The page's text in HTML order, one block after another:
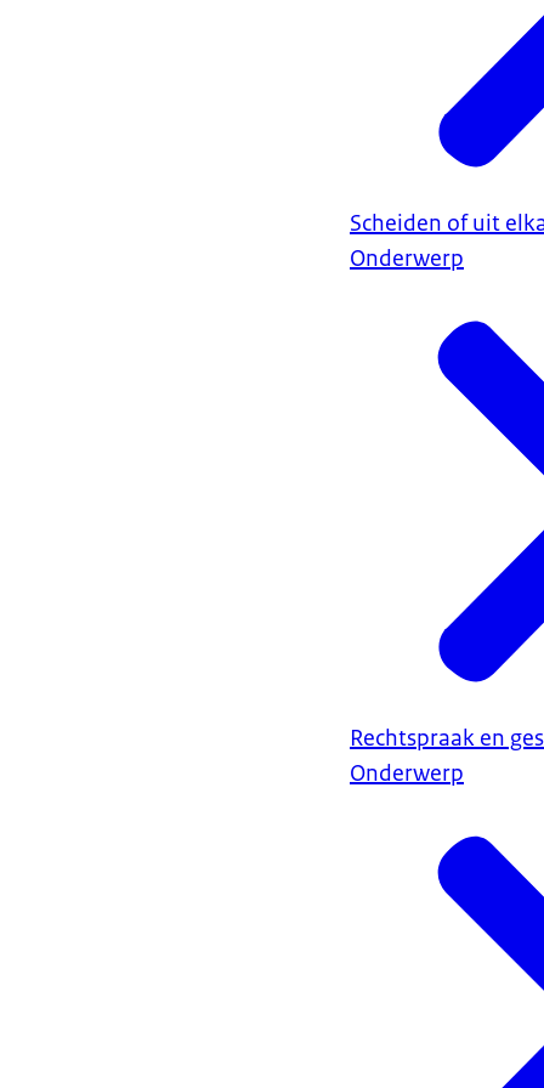
Scheiden of uit
Onderwerp
Rechtspraak en
Onderwerp